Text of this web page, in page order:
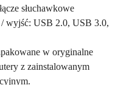
słuchawkowe
wyjść: USB 2.0, USB 3.0,
w oryginalne
z zainstalowanym